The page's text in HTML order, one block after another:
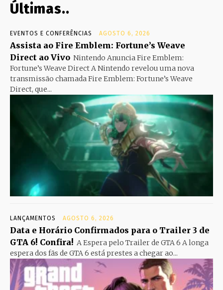
Últimas..
EVENTOS E CONFERÊNCIAS AGOSTO 6, 2026
Assista ao Fire Emblem: Fortune’s Weave
Direct ao Vivo Nintendo Anuncia Fire Emblem:
Fortune’s Weave Direct A Nintendo revelou uma nova
transmissão chamada Fire Emblem: Fortune’s Weave
Direct, que...
LANÇAMENTOS AGOSTO 6, 2026
Data e Horário Confirmados para o Trailer 3 de
GTA 6! Confira! A Espera pelo Trailer de GTA 6 A longa
espera dos fãs de GTA 6 está prestes a chegar ao...